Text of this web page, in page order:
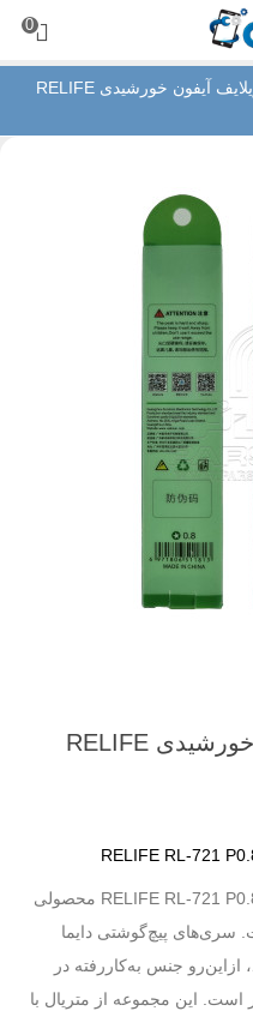
0
پیچ گوشتی ریلایف آیفون خورشیدی RELIFE
پیچ گوشتی ریلایف آیفون خورشیدی RELIFE
پیچ گوشتی ریلایف آیفون خورشیدی RELIFE RL-721 P0.8 محصولی
سری‌های پیچ‌گوشتی دایما
جنس به‌کاررفته در
است. این مجموعه از متریال با